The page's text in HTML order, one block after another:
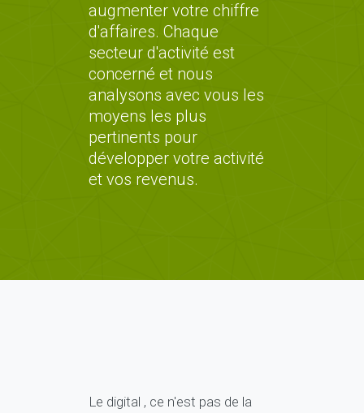
augmenter votre chiffre
d'affaires. Chaque
secteur d'activité est
concerné et nous
analysons avec vous les
moyens les plus
pertinents pour
développer votre activité
et vos revenus.
Le digital , ce n'est pas de la